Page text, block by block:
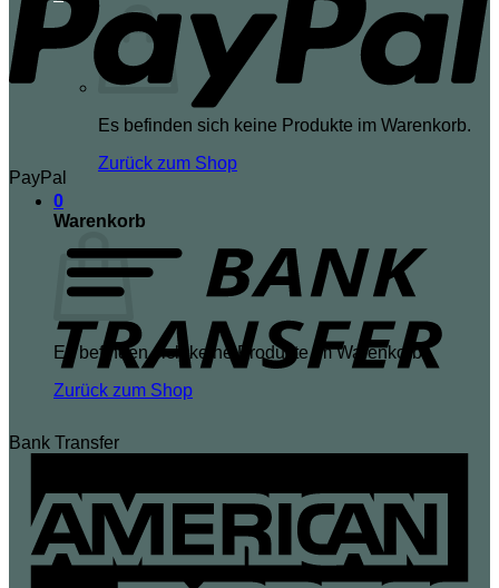
Es befinden sich keine Produkte im Warenkorb.
Zurück zum Shop
0
Warenkorb
Es befinden sich keine Produkte im Warenkorb.
Zurück zum Shop
PayPal
Bank Transfer